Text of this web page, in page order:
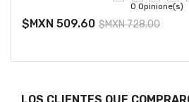
0 Opinione(s)
$MXN 509.60 $MXN 728.00